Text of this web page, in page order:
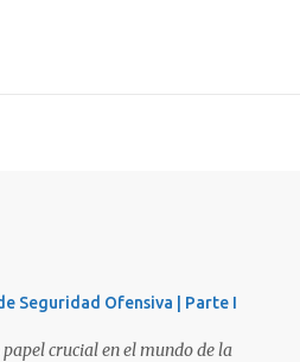
Seguridad Ofensiva | Parte I
crucial en el mundo de la